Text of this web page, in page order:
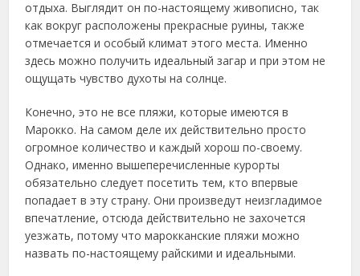
отдыха. Выглядит он по-настоящему живописно, так
как вокруг расположены прекрасные руины, также
отмечается и особый климат этого места. Именно
здесь можно получить идеальный загар и при этом не
ощущать чувство духоты на солнце.
Конечно, это не все пляжи, которые имеются в
Марокко. На самом деле их действительно просто
огромное количество и каждый хорош по-своему.
Однако, именно вышеперечисленные курорты
обязательно следует посетить тем, кто впервые
попадает в эту страну. Они произведут неизгладимое
впечатление, отсюда действительно не захочется
уезжать, потому что марокканские пляжи можно
назвать по-настоящему райскими и идеальными.